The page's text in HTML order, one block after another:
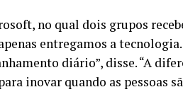
no qual dois grupos
entregamos a
diário”, disse. “A
inovar quando as pessoas